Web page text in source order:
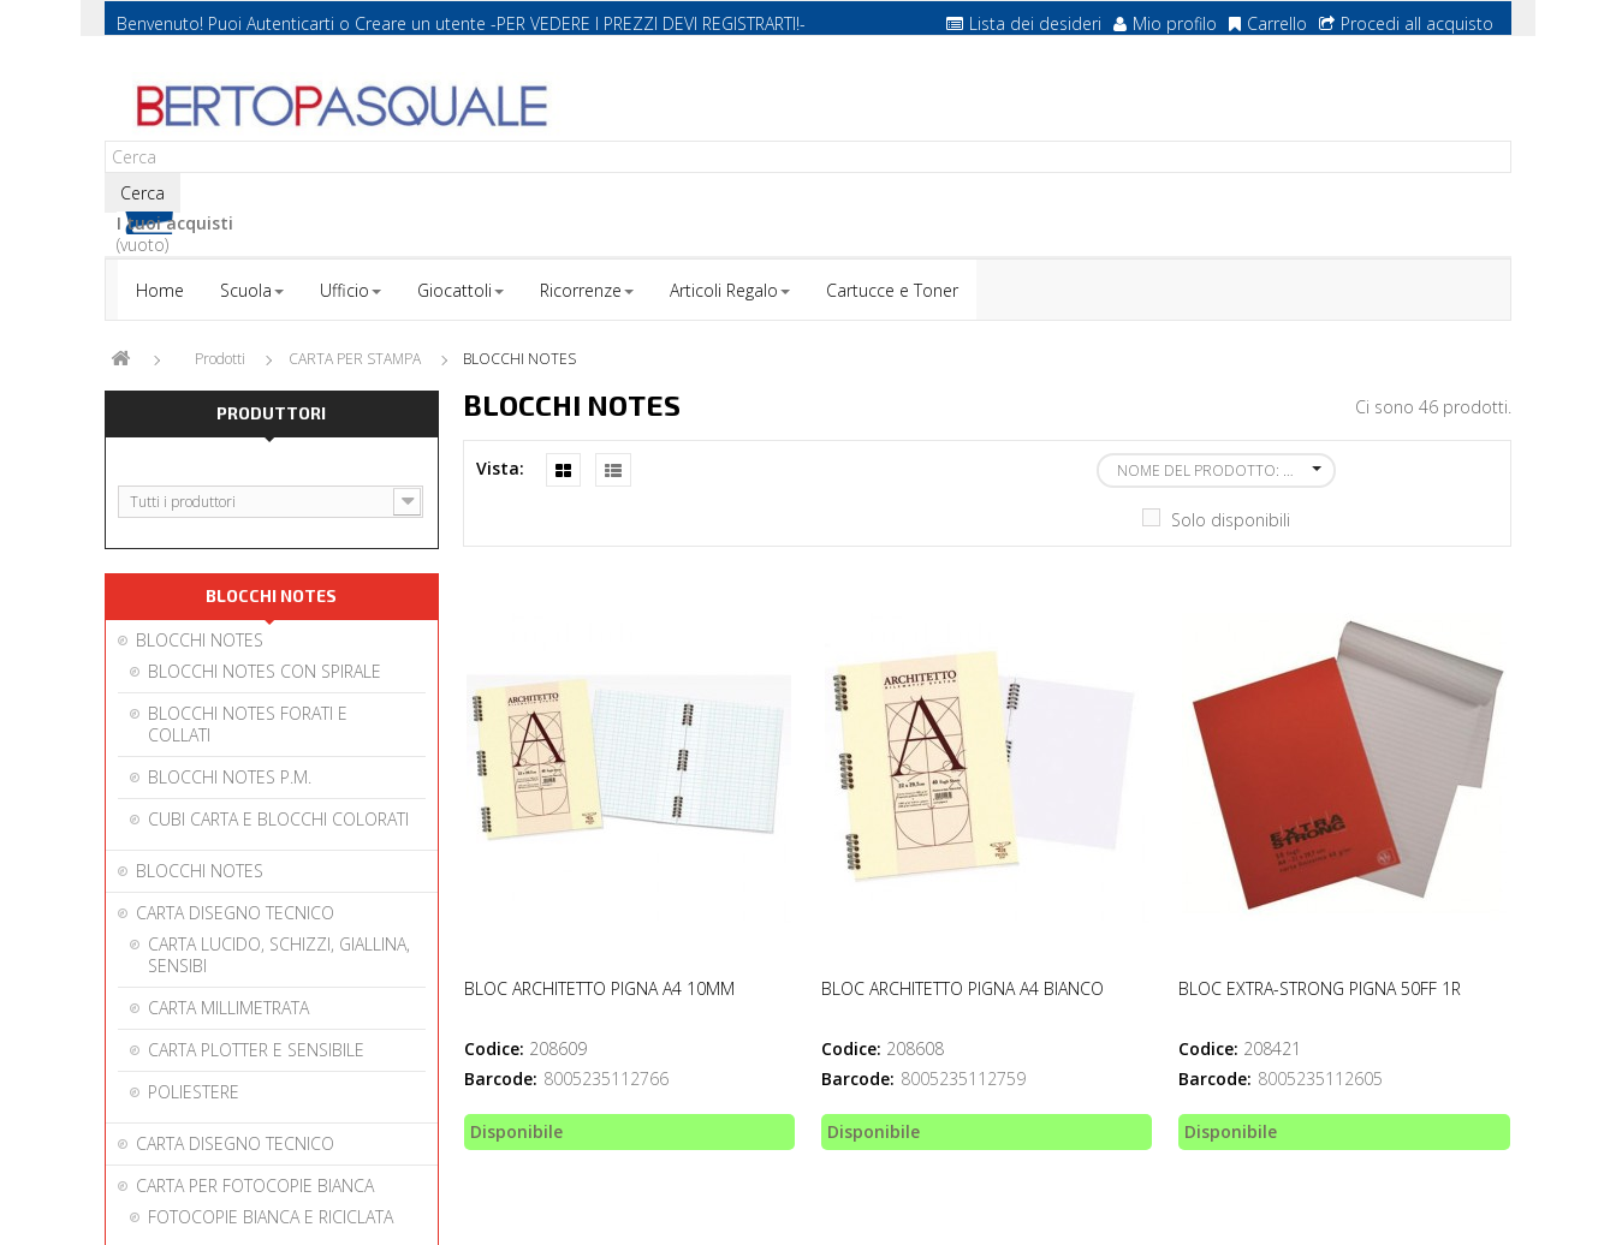
Benvenuto! Puoi Autenticarti o Creare un utente -PER VEDERE I PREZZI DEVI REGISTRARTI!- Lista dei desideri Mio profilo Carrello Procedi all acquisto
Cerca
I tuoi acquisti
(vuoto)
Home
Scuola Ufficio Giocattoli Ricorrenze Articoli Regalo Cartucce e Toner
Prodotti CARTA PER STAMPA BLOCCHI NOTES
PRODUTTORI
Tutti i produttori
BLOCCHI NOTES
BLOCCHI NOTES
BLOCCHI NOTES CON SPIRALE
BLOCCHI NOTES FORATI E
COLLATI
BLOCCHI NOTES P.M.
CUBI CARTA E BLOCCHI COLORATI
BLOCCHI NOTES
CARTA DISEGNO TECNICO
CARTA LUCIDO, SCHIZZI, GIALLINA,
SENSIBI
CARTA MILLIMETRATA
CARTA PLOTTER E SENSIBILE
POLIESTERE
CARTA DISEGNO TECNICO
CARTA PER FOTOCOPIE BIANCA
FOTOCOPIE BIANCA E RICICLATA
BLOCCHI NOTES Ci sono 46 prodotti.
Vista: NOME DEL PRODOTTO: DALLA A ALLA Z
Solo disponibili
BLOC ARCHITETTO PIGNA A4 10MM
Codice: 208609
Barcode: 8005235112766
Disponibile
BLOC ARCHITETTO PIGNA A4 BIANCO
Codice: 208608
Barcode: 8005235112759
Disponibile
BLOC EXTRA-STRONG PIGNA 50FF 1R
Codice: 208421
Barcode: 8005235112605
Disponibile